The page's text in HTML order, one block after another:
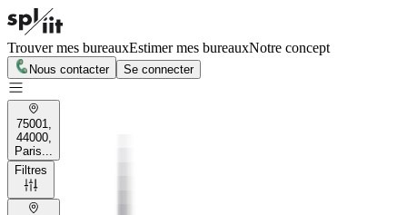
Trouver mes bureauxEstimer mes bureauxNotre concept
Nous contacter Se connecter
75001,
44000,
Paris...
Filtres